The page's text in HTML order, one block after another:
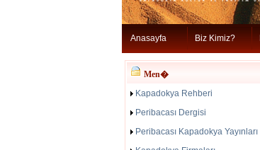
Anasayfa Biz Kimiz?
Men�
Kapadokya Rehberi
Peribacası Dergisi
Peribacası Kapadokya Yayınları